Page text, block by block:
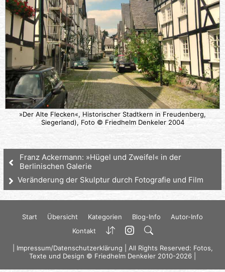
»Der Alte Flecken«, Historischer Stadtkern in Freudenberg,
Siegerland), Foto © Friedhelm Denkeler 2004
Franz Ackermann: »Hügel und Zweifel« in der
Berlinischen Galerie
Veränderung der Skulptur durch Fotografie und Film
Start Übersicht Kategorien Blog-Info
Autor-Info
Kontakt
Impressum/Datenschutzerklärung | All Rights Reserved: Fotos,
Texte und Design © Friedhelm Denkeler 2010-2026 |